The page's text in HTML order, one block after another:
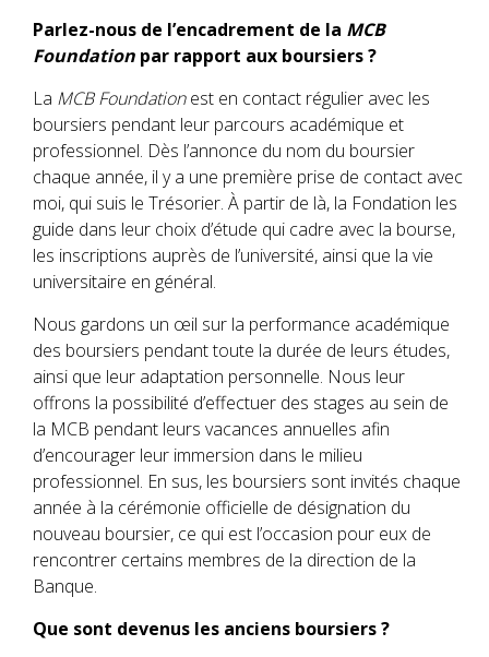
Parlez-nous de l’encadrement de la MCB
Foundation par rapport aux boursiers ?
La MCB Foundationest en contact régulier avec les
boursiers pendant leur parcours académique et
professionnel. Dès l’annonce du nom du boursier
chaque année, il y a une première prise de contact avec
moi, qui suis le Trésorier. À partir de là, la Fondation les
guide dans leur choix d’étude qui cadre avec la bourse,
les inscriptions auprès de l’université, ainsi que la vie
universitaire en général.
Nous gardons un œil sur la performance académique
des boursiers pendant toute la durée de leurs études,
ainsi que leur adaptation personnelle. Nous leur
offrons la possibilité d’effectuer des stages au sein de
la MCB pendant leurs vacances annuelles afin
d’encourager leur immersion dans le milieu
professionnel. En sus, les boursiers sont invités chaque
année à la cérémonie officielle de désignation du
nouveau boursier, ce qui est l’occasion pour eux de
rencontrer certains membres de la direction de la
Banque.
Que sont devenus les anciens boursiers ?